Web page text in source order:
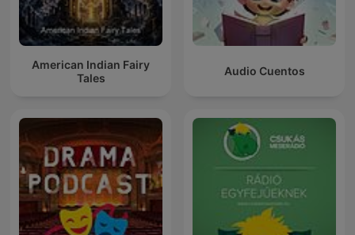
American Indian Fairy
Tales
Audio Cuentos